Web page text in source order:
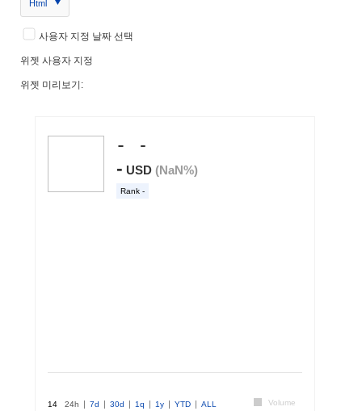
Html
사용자 지정 날짜 선택
위젯 사용자 지정
위젯 미리보기: